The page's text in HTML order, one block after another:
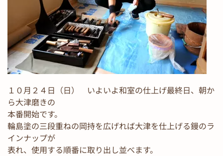
１０月２４日（日） いよいよ和室の仕上げ最終日、朝か
ら大津磨きの
本番開始です。
輪島塗の三段重ねの岡持を広げれば大津を仕上げる鏝のラ
インナップが
表れ、使用する順番に取り出し並べます。